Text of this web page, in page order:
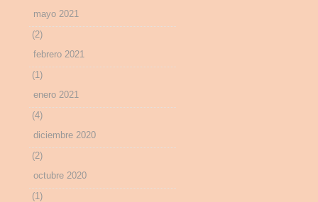
mayo 2021
(2)
febrero 2021
(1)
enero 2021
(4)
diciembre 2020
(2)
octubre 2020
(1)